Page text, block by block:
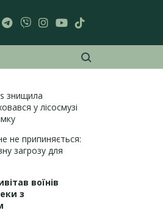
знищила
у лісосмузі
не припиняється:
загрозу для
воїнів
з